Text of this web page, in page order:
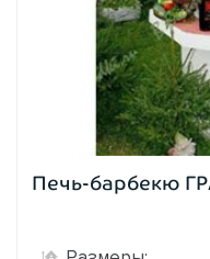
Печь-барбекю